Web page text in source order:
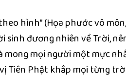
hình” (Họa phước vô
sinh đương nhiên về Trời,
mong mọi người một mực
Tiên Phật khắp mọi từng